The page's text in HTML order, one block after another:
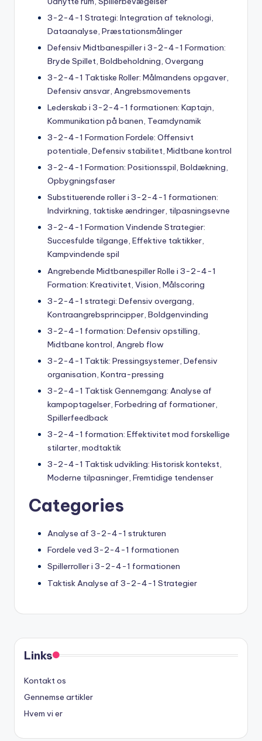
3-2-4-1 Strategi: Integration af teknologi,
Dataanalyse, Præstationsmålinger
Defensiv Midtbanespiller i 3-2-4-1 Formation:
Bryde Spillet, Boldbeholdning, Overgang
3-2-4-1 Taktiske Roller: Målmandens opgaver,
Defensiv ansvar, Angrebsmovements
Lederskab i 3-2-4-1 formationen: Kaptajn,
Kommunikation på banen, Teamdynamik
3-2-4-1 Formation Fordele: Offensivt
potentiale, Defensiv stabilitet, Midtbane kontrol
3-2-4-1 Formation: Positionsspil, Boldækning,
Opbygningsfaser
Substituerende roller i 3-2-4-1 formationen:
Indvirkning, taktiske ændringer, tilpasningsevne
3-2-4-1 Formation Vindende Strategier:
Succesfulde tilgange, Effektive taktikker,
Kampvindende spil
Angrebende Midtbanespiller Rolle i 3-2-4-1
Formation: Kreativitet, Vision, Målscoring
3-2-4-1 strategi: Defensiv overgang,
Kontraangrebsprincipper, Boldgenvinding
3-2-4-1 formation: Defensiv opstilling,
Midtbane kontrol, Angreb flow
3-2-4-1 Taktik: Pressingsystemer, Defensiv
organisation, Kontra-pressing
3-2-4-1 Taktisk Gennemgang: Analyse af
kampoptagelser, Forbedring af formationer,
Spillerfeedback
3-2-4-1 formation: Effektivitet mod forskellige
stilarter, modtaktik
3-2-4-1 Taktisk udvikling: Historisk kontekst,
Moderne tilpasninger, Fremtidige tendenser
Categories
Analyse af 3-2-4-1 strukturen
Fordele ved 3-2-4-1 formationen
Spillerroller i 3-2-4-1 formationen
Taktisk Analyse af 3-2-4-1 Strategier
Links
Kontakt os
Gennemse artikler
Hvem vi er